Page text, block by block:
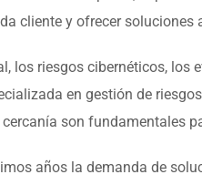
cliente y ofrecer
riesgos cibernéticos,
en gestión de
son fundamentales
años la demanda de